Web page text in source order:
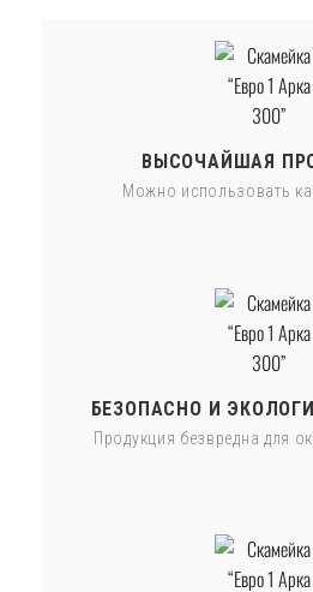
ВЫСОЧАЙШАЯ
Можно использовать
БЕЗОПАСНО И
Продукция безвредна для